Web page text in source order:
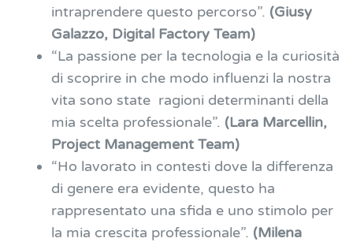
intraprendere questo percorso”. (Giusy
Galazzo, Digital Factory Team)
“La passione per la tecnologia e la curiosità
di scoprire in che modo influenzi la nostra
vita sono state ragioni determinanti della
mia scelta professionale”. (Lara Marcellin,
Project Management Team)
“Ho lavorato in contesti dove la differenza
di genere era evidente, questo ha
rappresentato una sfida e uno stimolo per
la mia crescita professionale”. (Milena